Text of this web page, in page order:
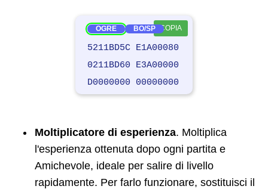
OGRE BO/SP COPIA
5211BD5C E1A00080
0211BD60 E3A00000
D0000000 00000000
Moltiplicatore di esperienza. Moltiplica
l'esperienza ottenuta dopo ogni partita e
Amichevole, ideale per salire di livello
rapidamente. Per farlo funzionare, sostituisci il